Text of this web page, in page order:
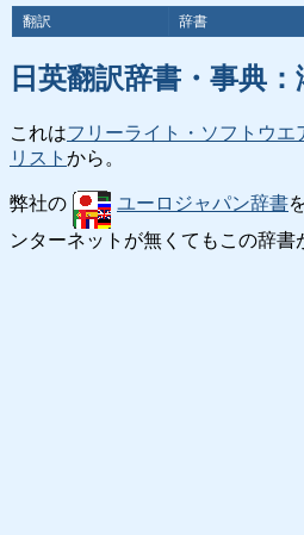
翻訳 辞書
日英翻訳辞書・事典
これはフリーライト・ソフトウエ
リスト から。
弊社の ユーロジャパン辞書
ンターネットが無くてもこの辞書